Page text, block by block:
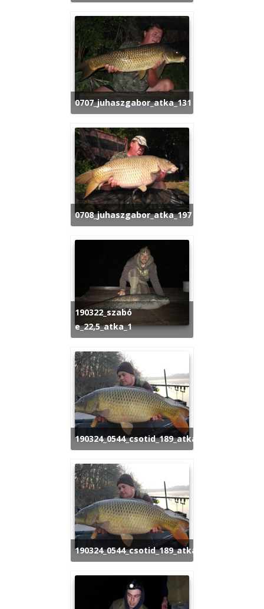
0707_juhaszgabor_atka_131
0708_juhaszgabor_atka_197
190322_szabó
e_22,5_atka_1
190324_0544_csotid_189_atka
190324_0544_csotid_189_atka_1